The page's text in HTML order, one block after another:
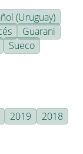
(Uruguay)
Guarani
Sueco
2019
2018